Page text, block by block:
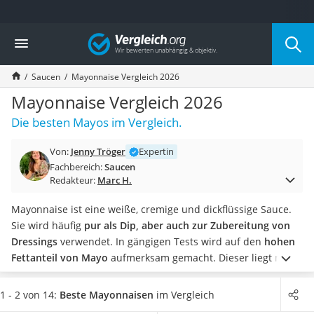
Die beliebtesten Vergleiche nach Kategorie
Lebensmittel
Schwarzkümmelöl
Knäckebrot
Schwarzkümmelöl-Kapseln
Manukahonig
Eiklar
Balsamico-Essig
Schwarzkümmelöl bio
Honig
Gemüsebrühe
Eiskaffee-Pulver
Irischer Whiskey
Grapefruitkernextrakt
Matcha-Set
Vergleich
Saucen Mayonnaise Vergleich 2026
Mayonnaise Vergleich 2026
Die besten Mayos im Vergleich.
Von: Jenny Tröger
Expertin
Fachbereich:Saucen
Redakteur: Marc H.
Mayonnaise ist eine weiße, cremige und dickflüssige Sauce.
Sie wird häufig pur als Dip, aber auch zur Zubereitung von
Dressings verwendet. In gängigen Tests wird auf den hohen
Fettanteil von Mayo aufmerksam gemacht. Dieser liegt meist
zwischen 60 und 80 g und macht die Sauce sehr gehaltvoll.
Biozertifizierte Produkte gewährleisten, dass alle
1 - 2 von 14: Beste Mayonnaisen im Vergleich